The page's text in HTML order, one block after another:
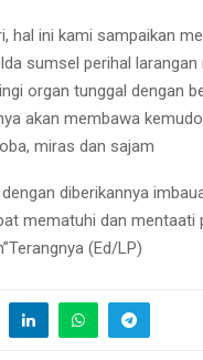
hal ini kami sampaikan
sumsel perihal larangan
organ tunggal dengan
akan membawa
miras dan sajam
diberikannya
mematuhi dan mentaati
(Ed/LP)